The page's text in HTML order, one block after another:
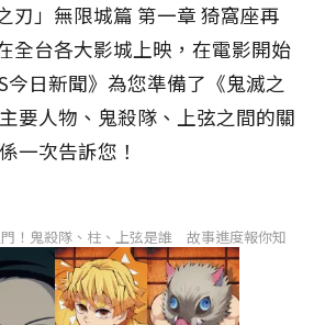
刃」無限城篇 第一章 猗窩座再
全台各大影城上映，在電影開始
今日新聞》為您準備了《鬼滅之
要人物、鬼殺隊、上弦之間的關
係一次告訴您！
門！鬼殺隊、柱、上弦是誰 故事進度報你知